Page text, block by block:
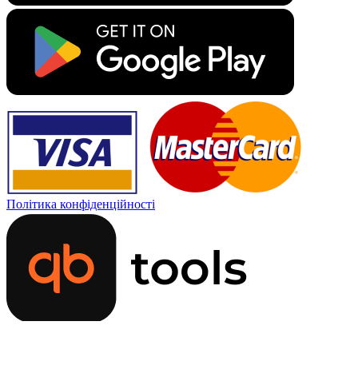
Політика конфіденційності